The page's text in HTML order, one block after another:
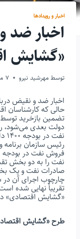
اخبار و رویدادها
اخبار ضد
«گشایش
توسط مهرشید نیرو 7 مهر 1399
اخبار ضد و نقیض
حالی که کارشناسان
تضمین بازخرید
دولت بعدی می‌شود،
نفت در بودجه ۱۴۰۰ داده است.
رئیس سازمان
نفت را به دو بخش
صادرات نفت و یک
چارچوب اجرای آن
تقریباً نهایی شده
«گشایش اقتصادی»
طرح «گشایش